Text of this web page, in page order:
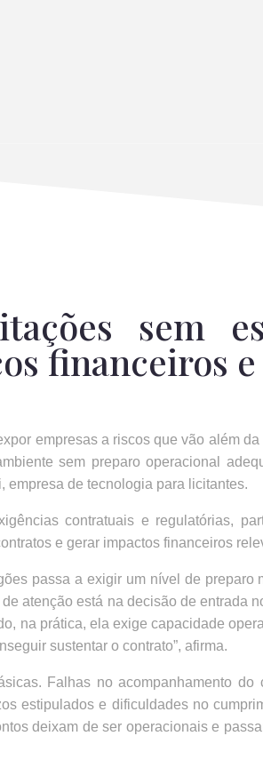
sem
financeiros
empresas a riscos que vão além
sem preparo operacional
empresa de tecnologia para licitantes.
contratuais e regulatórias,
e gerar impactos financeiros
passa a exigir um nível de
atenção está na decisão de entrada
na prática, ela exige capacidade
sustentar o contrato”, afirma.
Falhas no acompanhamento
estipulados e dificuldades no
deixam de ser operacionais e